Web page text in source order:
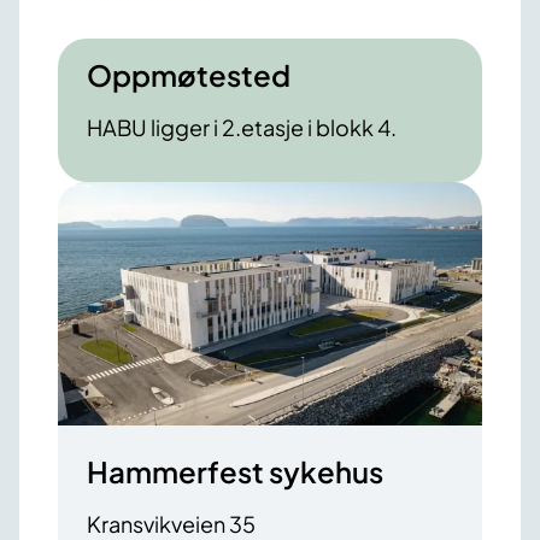
Oppmøtested
HABU ligger i 2.etasje i blokk 4.
Hammerfest sykehus
Kransvikveien 35